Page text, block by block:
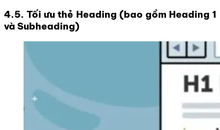
4.5. Tối ưu thẻ Heading (bao gồm Heading 1
và Subheading)